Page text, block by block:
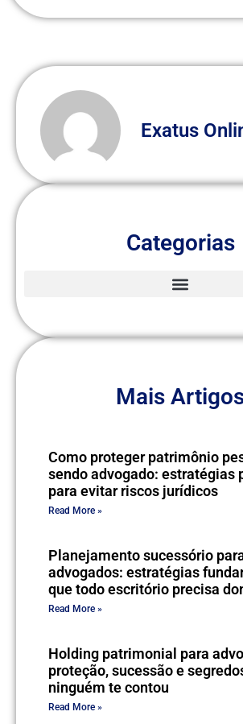
Exatus
Categorias
Mais
Como proteger patrimônio
sendo advogado: estratégias
para evitar riscos jurídicos
Read More »
Planejamento sucessório
advogados: estratégias
que todo escritório precisa
Read More »
Holding patrimonial para
proteção, sucessão e
ninguém te contou
Read More »